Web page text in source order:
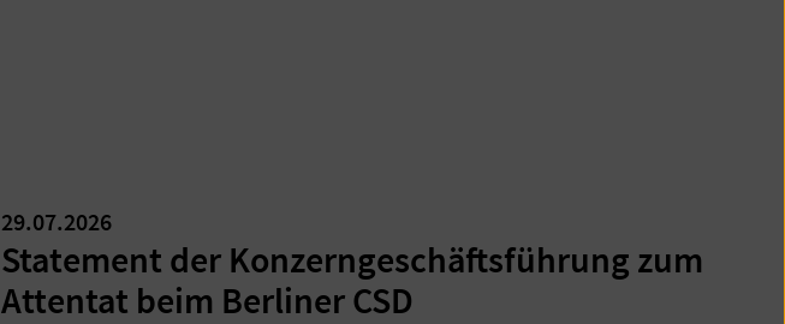
29.07.2026
Statement der Konzerngeschäftsführung zum
Attentat beim Berliner CSD